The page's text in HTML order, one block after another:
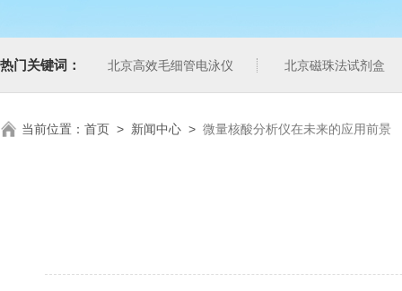
热门关键词： 北京高效毛细管电泳仪 北京磁珠法试剂盒
当前位置： 首页 > 新闻中心 > 微量核酸分析仪在未来的应用前景